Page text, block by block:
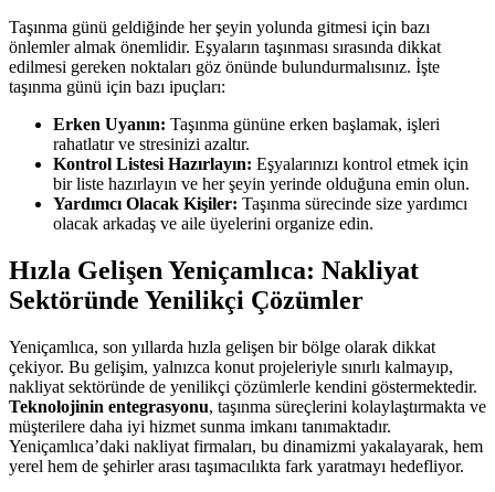
Taşınma günü geldiğinde her şeyin yolunda gitmesi için bazı
önlemler almak önemlidir. Eşyaların taşınması sırasında dikkat
edilmesi gereken noktaları göz önünde bulundurmalısınız. İşte
taşınma günü için bazı ipuçları:
Erken Uyanın: Taşınma gününe erken başlamak, işleri
rahatlatır ve stresinizi azaltır.
Kontrol Listesi Hazırlayın: Eşyalarınızı kontrol etmek için
bir liste hazırlayın ve her şeyin yerinde olduğuna emin olun.
Yardımcı Olacak Kişiler: Taşınma sürecinde size yardımcı
olacak arkadaş ve aile üyelerini organize edin.
Hızla Gelişen Yeniçamlıca: Nakliyat
Sektöründe Yenilikçi Çözümler
Yeniçamlıca, son yıllarda hızla gelişen bir bölge olarak dikkat
çekiyor. Bu gelişim, yalnızca konut projeleriyle sınırlı kalmayıp,
nakliyat sektöründe de yenilikçi çözümlerle kendini göstermektedir.
Teknolojinin entegrasyonu, taşınma süreçlerini kolaylaştırmakta ve
müşterilere daha iyi hizmet sunma imkanı tanımaktadır.
Yeniçamlıca’daki nakliyat firmaları, bu dinamizmi yakalayarak, hem
yerel hem de şehirler arası taşımacılıkta fark yaratmayı hedefliyor.